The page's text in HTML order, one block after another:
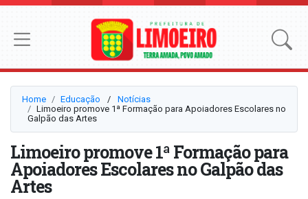
Home Educação ⠀/⠀ Notícias
Limoeiro promove 1ª Formação para Apoiadores Escolares no
Galpão das Artes
Limoeiro promove 1ª Formação para
Apoiadores Escolares no Galpão das
Artes